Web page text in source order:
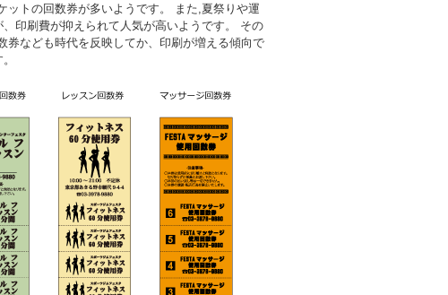
ットの回数券が多いようです。 また,夏祭りや運
印刷費が抑えられて人気が高いようです。 その
なども時代を反映してか、印刷が増える傾向で